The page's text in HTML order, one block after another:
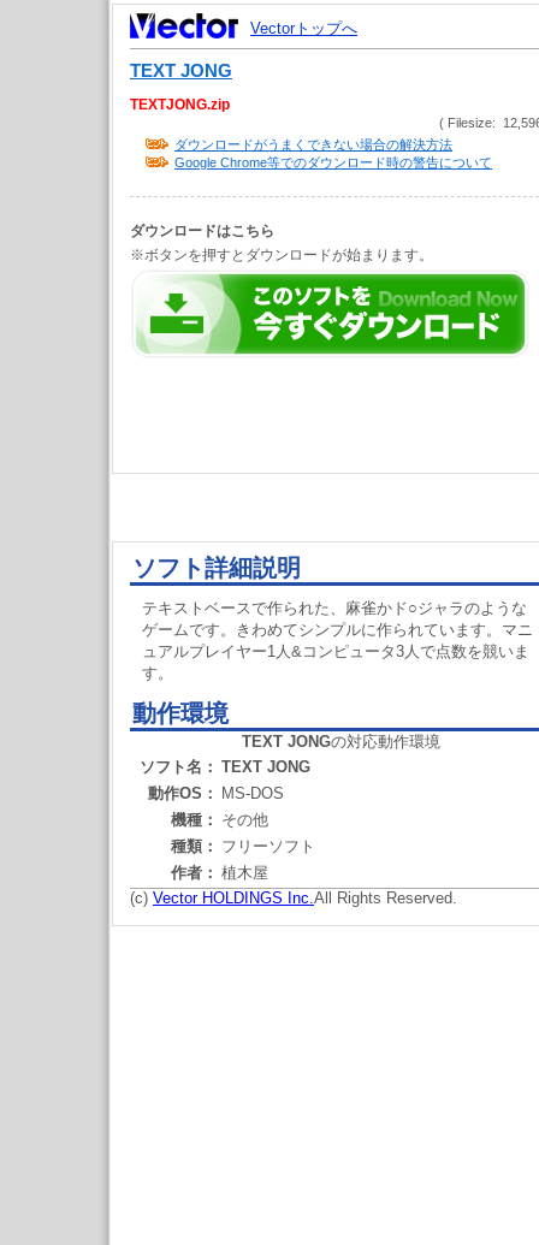
Vectorトップへ
TEXT JONG
TEXTJONG.zip
( Filesize:
ダウンロードがうまくできない場合の解決方法
Google Chrome等でのダウンロード時の警告について
ダウンロードはこちら
※ボタンを押すとダウンロードが始まります。
ソフト詳細説明
テキストベースで作られた、麻雀かド○ジャラのような
ゲームです。きわめてシンプルに作られています。マニ
ュアルプレイヤー1人&コンピュータ3人で点数を競いま
す。
動作環境
TEXT JONGの対応動作環境
ソフト名： TEXT JONG
動作OS：
MS-DOS
機種： その他
種類： フリーソフト
作者： 植木屋
(c) Vector HOLDINGS Inc.All Rights Reserved.